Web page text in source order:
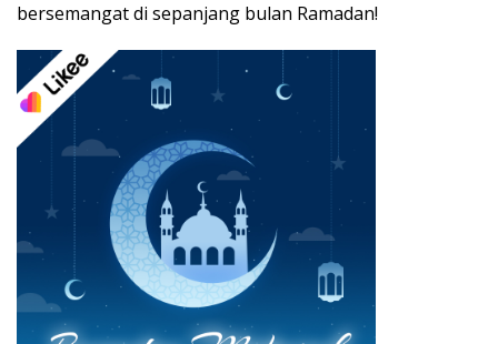
bersemangat di sepanjang bulan Ramadan!